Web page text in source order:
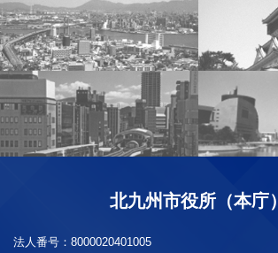
北九州市役所（本庁）
法人番号： 8000020401005